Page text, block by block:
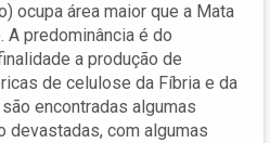
ocupa área maior que a Mata
A predominância é do
a produção de
de celulose da Fíbria e da
encontradas algumas
devastadas, com algumas